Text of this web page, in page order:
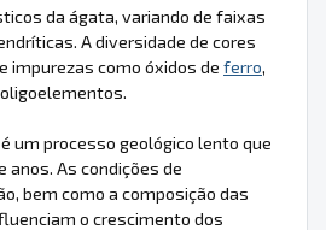
da ágata, variando de faixas
A diversidade de cores
impurezas como óxidos de ferro,
um processo geológico lento que
anos. As condições de
bem como a composição das
o crescimento dos